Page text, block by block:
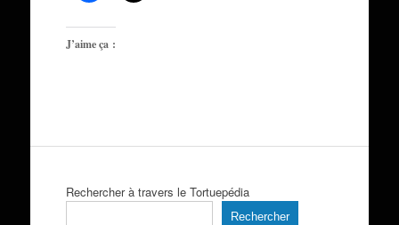
J’aime ça :
Rechercher à travers le Tortuepédia
Rechercher